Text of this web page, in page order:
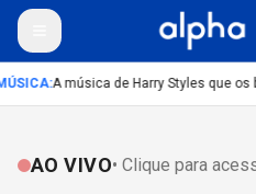
:A música de Harry Styles que os
AO VIVO• Clique para